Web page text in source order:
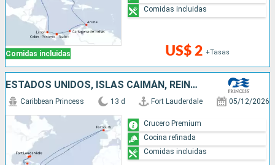
Comidas incluidas US$ 2 +Tasas
Comidas incluidas
ESTADOS UNIDOS, ISLAS CAIMÁN, REINO UNIDO, COLOMBIA, PANAMÁ, COSTA RICA, BAHAMAS
Caribbean Princess 13 d Fort Lauderdale 05/12/2026
Crucero Premium
Cocina refinada
Comidas incluidas